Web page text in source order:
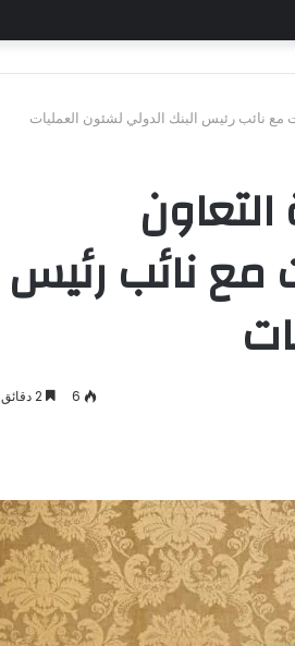
مع نائب رئيس البنك الدولي لشئون العمليات
مع نائب رئيس
6